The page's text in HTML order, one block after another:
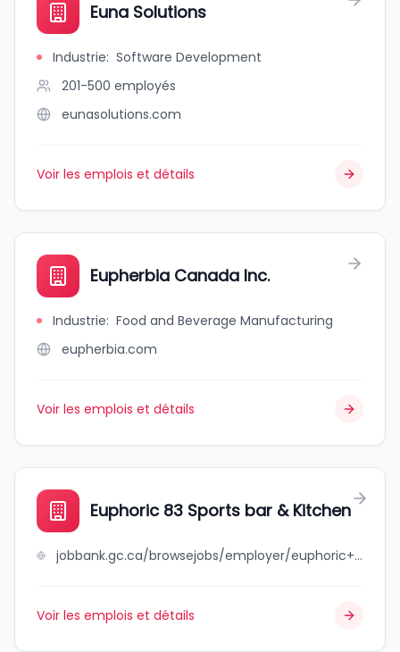
Euna Solutions
Industrie: Software Development
201-500 employés
eunasolutions.com
Voir les emplois et détails
Eupherbia Canada Inc.
Industrie: Food and Beverage Manufacturing
eupherbia.com
Voir les emplois et détails
Euphoric 83 Sports bar & Kitchen
jobbank.gc.ca/browsejobs/employer/euphoric+83+sports+bar+%26+kitchen/ca
Voir les emplois et détails